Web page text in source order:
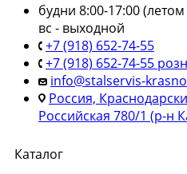
будни 8:00-17:00
вс - выходной
+7 (918) 652-74-55
+7 (918) 652-74-55
info@stalservis-
Россия,
Российская 780/1 (р-н
Каталог